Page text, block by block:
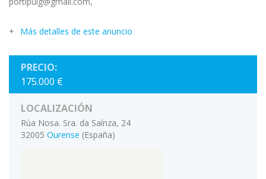
Más detalles de este anuncio
PRECIO:
175.000 €
LOCALIZACIÓN
Rúa Nosa. Sra. da Saínza, 24
32005 Ourense (España)